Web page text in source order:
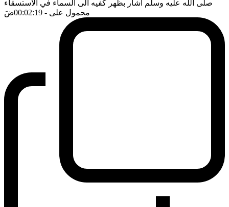
صلى الله عليه وسلم اشار بظهر كفيه الى السماء في الاستسقاء
محمول على - 00:02:19 ضَ